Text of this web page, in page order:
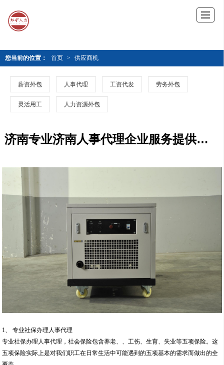
您当前的位置： 首页 > 供应商机
薪资外包 人事代理 工资代发 劳务外包
灵活用工 人力资源外包
济南专业济南人事代理企业服务提供商—山东邦孚人力
1、 专业社保办理人事代理
专业社保办理人事代理，社会保险包含养老、、工伤、生育、失业等五项保险。这
五项保险实际上是对我们职工在日常生活中可能遇到的五项基本的需求而做出的全